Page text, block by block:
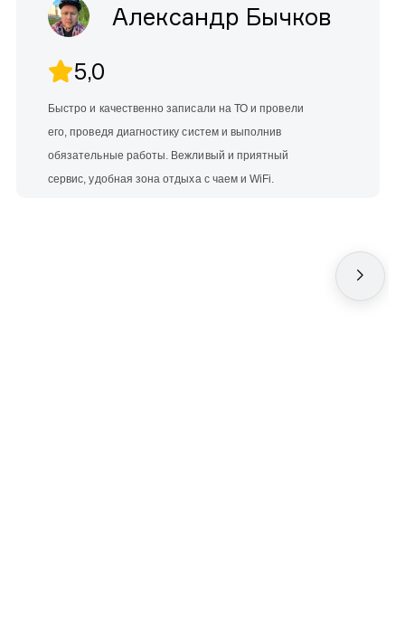
Александр Бычков
5,0
Быстро и качественно записали на ТО и провели
его, проведя диагностику систем и выполнив
обязательные работы. Вежливый и приятный
сервис, удобная зона отдыха с чаем и WiFi.